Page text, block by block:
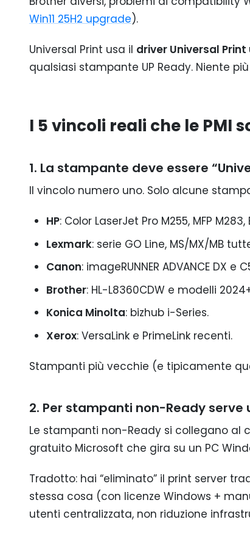
Win11 25H2 upgrade).
Universal Print usa il driver Universal
qualsiasi stampante UP Ready. Niente
I 5 vincoli reali che le PMI
1. La stampante deve essere
Il vincolo numero uno. Solo alcune
HP: Color LaserJet Pro M255, MFP
Lexmark: serie GO Line, MS/MX/MB
Canon: imageRUNNER ADVANCE DX e
Brother: HL-L8360CDW e modelli
Konica Minolta: bizhub i-Series.
Xerox: VersaLink e PrimeLink recenti.
Stampanti più vecchie (e tipicamente
2. Per stampanti non-Ready
Le stampanti non-Ready si collegano al
gratuito Microsoft che gira su un PC
Tradotto: hai “eliminato” il print server
stessa cosa (con licenze Windows +
utenti centralizzata, non riduzione